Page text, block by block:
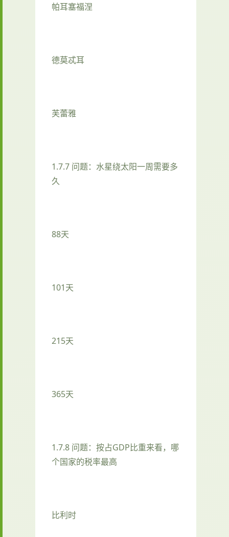
帕耳塞福涅
德莫忒耳
芙蕾雅
1.7.7 问题：水星绕太阳一周需要多
久
88天
101天
215天
365天
1.7.8 问题：按占GDP比重来看，哪
个国家的税率最高
比利时